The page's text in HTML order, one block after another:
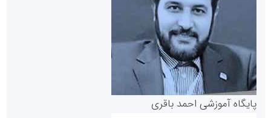
پایگاه آموزشی احمد باقری